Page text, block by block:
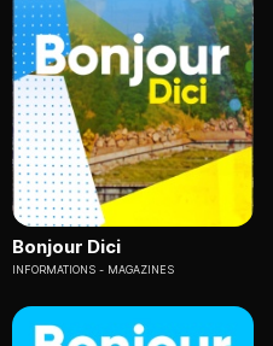
Bonjour Dici
INFORMATIONS MAGAZINES